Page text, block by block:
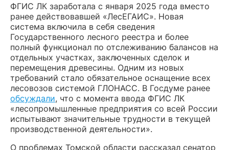
ФГИС ЛК заработала с января 2025 года вместо
ранее действовавшей «ЛесЕГАИС». Новая
система включила в себя сведения
Государственного лесного реестра и более
полный функционал по отслеживанию балансов на
отдельных участках, заключенных сделок и
перемещения древесины. Одним из новых
требований стало обязательное оснащение всех
лесовозов системой ГЛОНАСС. В Госдуме ранее
обсуждали, что с момента ввода ФГИС ЛК
«лесопромышленные предприятия со всей России
испытывают значительные трудности в текущей
производственной деятельности».
О проблемах Томской области рассказал сенатор